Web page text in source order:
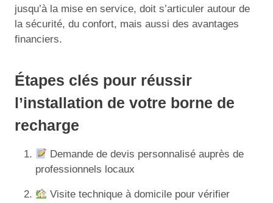
jusqu’à la mise en service, doit s’articuler autour de
la sécurité, du confort, mais aussi des avantages
financiers.
Étapes clés pour réussir
l’installation de votre borne de
recharge
Demande de devis personnalisé auprès de
professionnels locaux
Visite technique à domicile pour vérifier